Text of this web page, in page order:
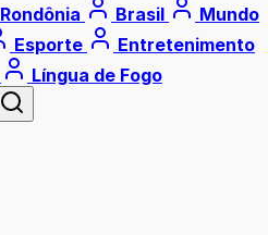
Rondônia Brasil
Mundo
Esporte
Entretenimento
Língua de Fogo